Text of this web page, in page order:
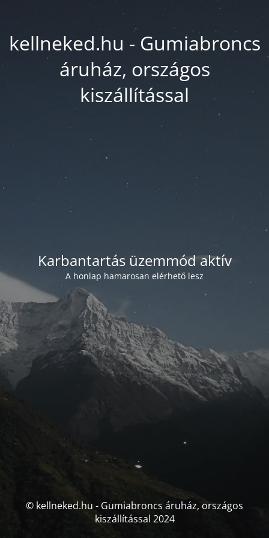
kellneked.hu - Gumiabroncs
áruház, országos
kiszállítással
Karbantartás üzemmód aktív
A honlap hamarosan elérhető lesz
© kellneked.hu - Gumiabroncs áruház, országos
kiszállítással 2024